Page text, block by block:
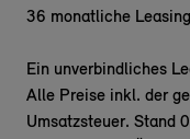
36 monatliche
Ein unverbindliches
Alle Preise inkl. der
Umsatzsteuer. Stand